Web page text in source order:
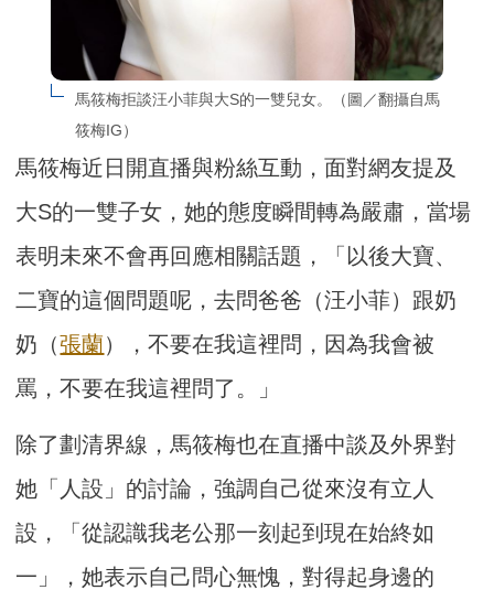
馬筱梅拒談汪小菲與大S的一雙兒女。（圖／翻攝自馬
筱梅IG）
馬筱梅近日開直播與粉絲互動，面對網友提及
大S的一雙子女，她的態度瞬間轉為嚴肅，當場
表明未來不會再回應相關話題，「以後大寶、
二寶的這個問題呢，去問爸爸（汪小菲）跟奶
奶（張蘭），不要在我這裡問，因為我會被
罵，不要在我這裡問了。」
除了劃清界線，馬筱梅也在直播中談及外界對
她「人設」的討論，強調自己從來沒有立人
設，「從認識我老公那一刻起到現在始終如
一」，她表示自己問心無愧，對得起身邊的